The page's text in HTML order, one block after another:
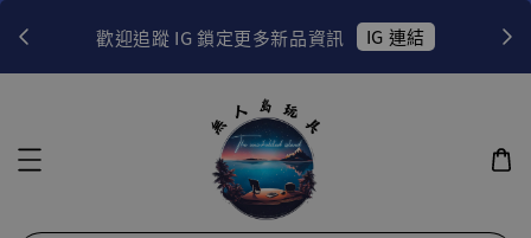
歡迎追蹤 IG 鎖定更多新品資訊 IG 連結